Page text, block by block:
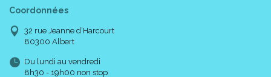
décoiffe pas. Il est compatible avec le port de lunettes. Avec
une autonomie de 10 heures et une recharge en 1h30, il vous
suivra partout.
Coordonnées
32 rue Jeanne d’Harcourt
80300 Albert
Du lundi au vendredi
8h30 - 19h00 non stop